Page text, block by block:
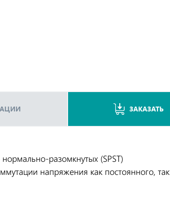
ЗАКАЗАТЬ
разомкнутых (SPST)
напряжения как постоянного, так